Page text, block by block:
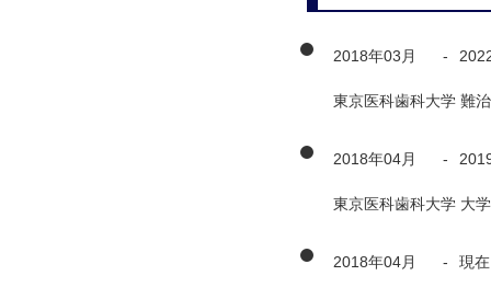
2018年03月 -
東京医科歯科大学 難
2018年04月 -
東京医科歯科大学 大
2018年04月 - 現在